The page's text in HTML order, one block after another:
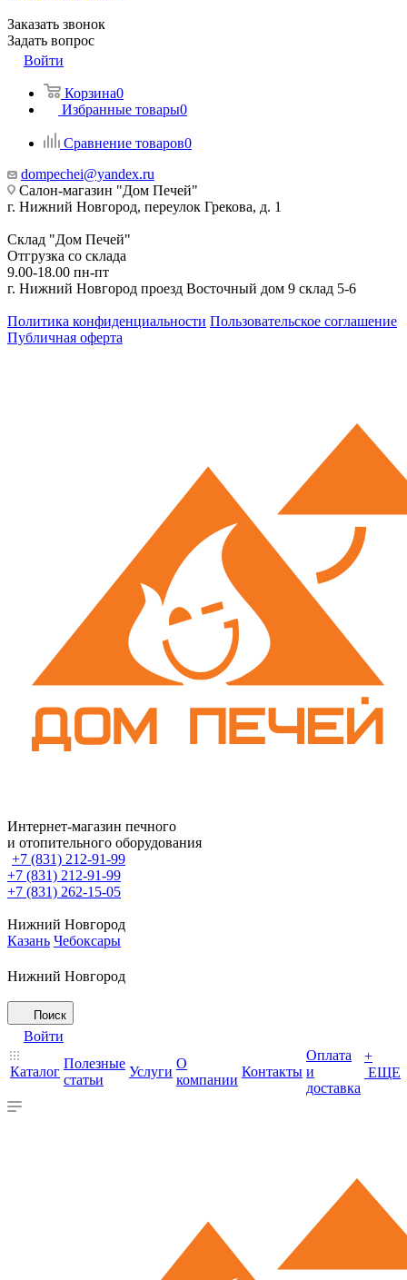
Заказать звонок
Задать вопрос
Войти
Корзина0
Избранные товары0
Сравнение товаров0
dompechei@yandex.ru
Салон-магазин "Дом Печей"
г. Нижний Новгород, переулок Грекова, д. 1
Склад "Дом Печей"
Отгрузка со склада
9.00-18.00 пн-пт
г. Нижний Новгород проезд Восточный дом 9 склад 5-6
Политика конфиденциальности Пользовательское соглашение
Публичная оферта
Интернет-магазин печного
и отопительного оборудования
+7 (831) 212-91-99
+7 (831) 212-91-99
+7 (831) 262-15-05
Нижний Новгород
Казань Чебоксары
Нижний Новгород
Поиск
Войти
Каталог
Полезные
статьи
Услуги
О
компании
Контакты
Оплата
и
доставка
+
ЕЩЕ